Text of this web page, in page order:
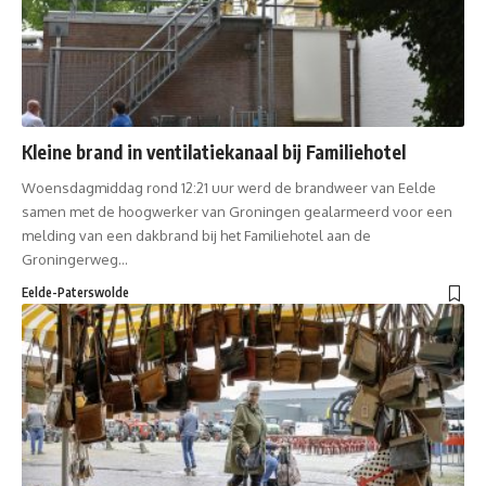
Kleine brand in ventilatiekanaal bij Familiehotel
Woensdagmiddag rond 12:21 uur werd de brandweer van Eelde
samen met de hoogwerker van Groningen gealarmeerd voor een
melding van een dakbrand bij het Familiehotel aan de
Groningerweg…
Eelde-Paterswolde